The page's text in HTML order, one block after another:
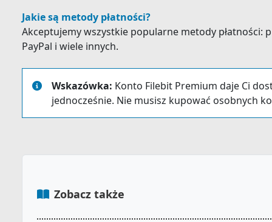
Jakie są metody płatności?
Akceptujemy wszystkie popularne metody płatności:
PayPal i wiele innych.
Wskazówka: Konto Filebit Premium daje Ci
jednocześnie. Nie musisz kupować osobnych
Zobacz także